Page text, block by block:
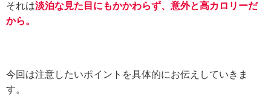
それは淡泊な見た目にもかかわらず、意外と高カロリーだ
から。
今回は注意したいポイントを具体的にお伝えしていきま
す。